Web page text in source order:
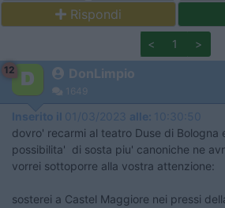
Rispondi
< 1 >
12 DonLimpio
1649
Inserito il 01/03/2023 alle: 10:30:50
dovro' recarmi al teatro Duse di Bologna
possibilita' di sosta piu' canoniche ne
vorrei sottoporre alla vostra attenzione:
sosterei a Castel Maggiore nei pressi